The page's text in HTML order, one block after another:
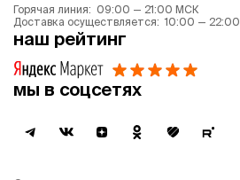
Горячая линия: 09:00 — 21:00 МСК
Доставка осуществляется: 10:00 — 22:00
наш рейтинг
мы в соцсетях